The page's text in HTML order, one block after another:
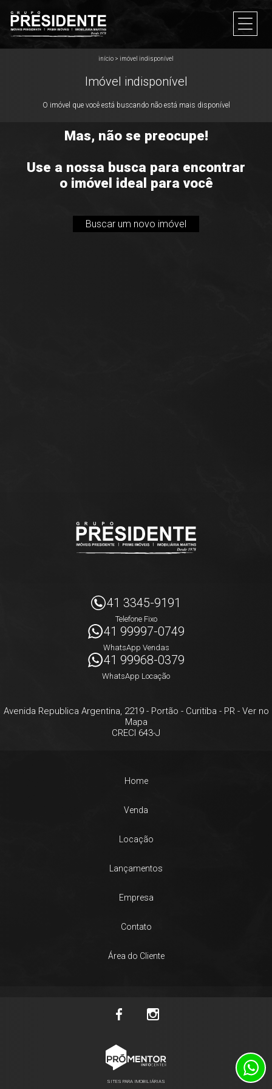
início > imóvel indisponível
Imóvel indisponível
O imóvel que você está buscando não está mais disponível
Mas, não se preocupe!
Use a nossa busca para encontrar
o imóvel ideal para você
Buscar um novo imóvel
41 3345-9191
Telefone Fixo
41 99997-0749
WhatsApp Vendas
41 99968-0379
WhatsApp Locação
Avenida Republica Argentina, 2219- Portão - Curitiba - PR- Ver no
Mapa
CRECI 643-J
Home
Venda
Locação
Lançamentos
Empresa
Contato
Área do Cliente
SITES PARA IMOBILIÁRIAS